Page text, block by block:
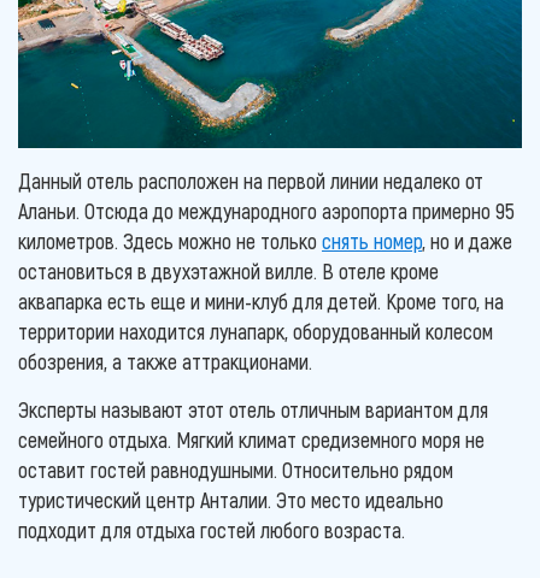
Данный отель расположен на первой линии недалеко от
Аланьи. Отсюда до международного аэропорта примерно 95
километров. Здесь можно не только снять номер, но и даже
остановиться в двухэтажной вилле. В отеле кроме
аквапарка есть еще и мини-клуб для детей. Кроме того, на
территории находится лунапарк, оборудованный колесом
обозрения, а также аттракционами.
Эксперты называют этот отель отличным вариантом для
семейного отдыха. Мягкий климат средиземного моря не
оставит гостей равнодушными. Относительно рядом
туристический центр Анталии. Это место идеально
подходит для отдыха гостей любого возраста.